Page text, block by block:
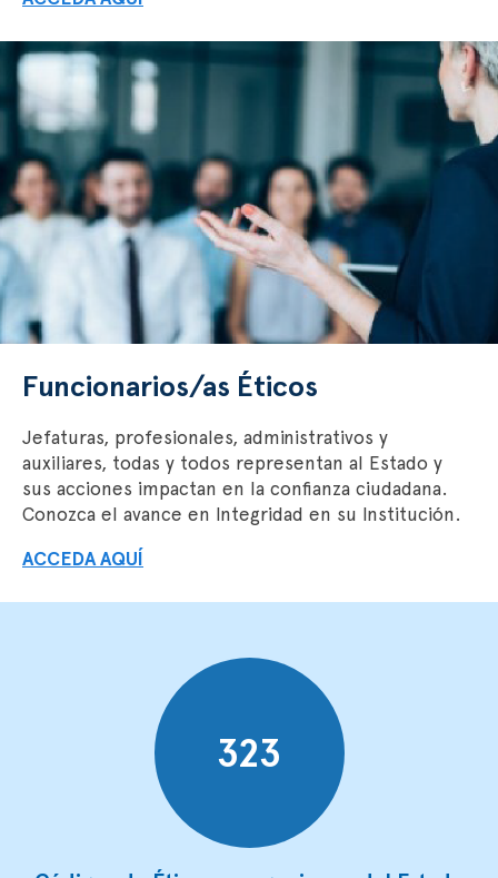
Funcionarios/as Éticos
Jefaturas, profesionales, administrativos y
auxiliares, todas y todos representan al Estado y
sus acciones impactan en la confianza ciudadana.
Conozca el avance en Integridad en su Institución.
ACCEDA AQUÍ
323